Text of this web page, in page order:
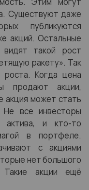
Существуют даже
публикуются
акций. Остальные
видят такой рост
ракету». Так
Когда цена
продают акции,
акция может стать
все инвесторы
актива, и кто-то
в портфеле.
с акциями
нет большого
Такие акции ещё